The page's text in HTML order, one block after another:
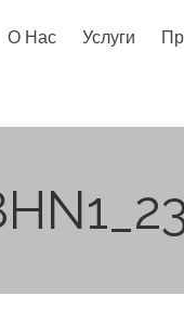
О Нас Услуги